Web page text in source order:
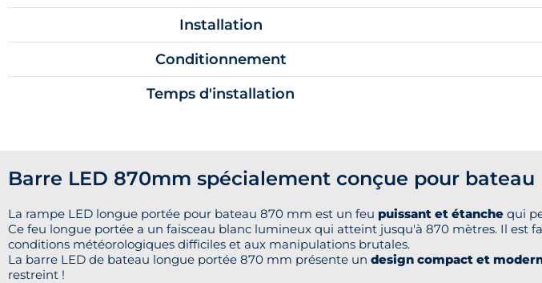
Installation
Conditionnement
Temps d'installation
Barre LED 870mm spécialement conçue pour bateau
La rampe LED longue portée pour bateau 870 mm est un feu puissant et étanche qui
Ce feu longue portée a un faisceau blanc lumineux qui atteint jusqu'à 870 mètres. Il est
conditions météorologiques difficiles et aux manipulations brutales.
La barre LED de bateau longue portée 870 mm présente un design compact et
restreint !